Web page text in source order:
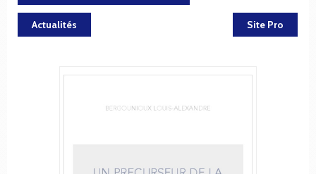
Actualités Site Pro